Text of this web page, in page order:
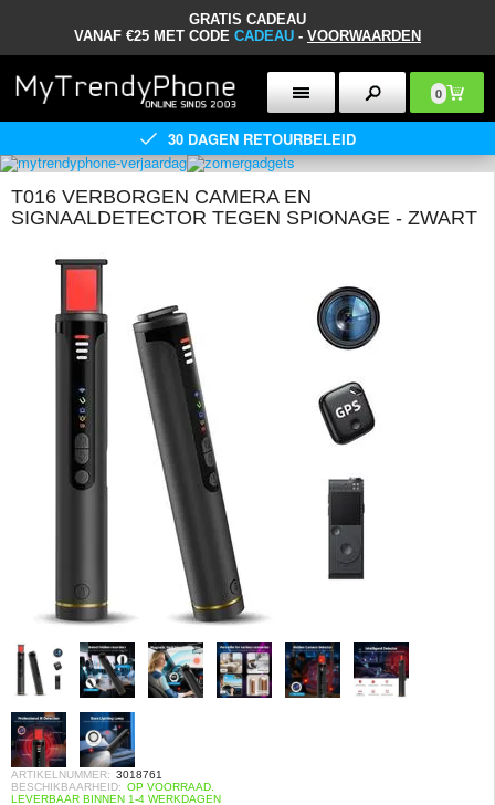
GRATIS CADEAU
VANAF €25 MET CODE CADEAU - VOORWAARDEN
0
30 DAGEN RETOURBELEID
T016 VERBORGEN CAMERA EN
SIGNAALDETECTOR TEGEN SPIONAGE - ZWART
ARTIKELNUMMER: 3018761
BESCHIKBAARHEID: OP VOORRAAD.
LEVERBAAR BINNEN 1-4 WERKDAGEN